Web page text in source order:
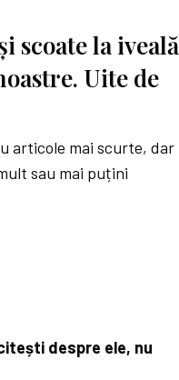
scoate la iveală
Uite de
articole mai scurte, dar
sau mai puțini
despre ele, nu